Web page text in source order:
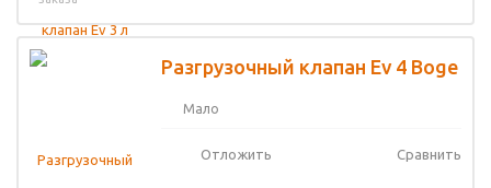
Разгрузочный клапан Ev 4 Boge
Мало
Отложить Сравнить